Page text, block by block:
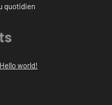
quotidien
Hello world!